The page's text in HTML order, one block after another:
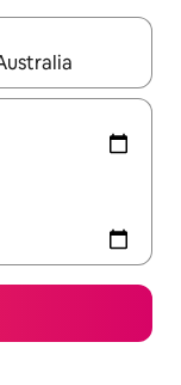
maak je een keuze